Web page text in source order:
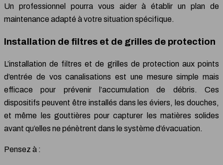
Un professionnel pourra vous aider à établir un plan de
maintenance adapté à votre situation spécifique.
Installation de filtres et de grilles de protection
L’installation de filtres et de grilles de protection aux points
d’entrée de vos canalisations est une mesure simple mais
efficace pour prévenir l’accumulation de débris. Ces
dispositifs peuvent être installés dans les éviers, les douches,
et même les gouttières pour capturer les matières solides
avant qu’elles ne pénètrent dans le système d’évacuation.
Pensez à :